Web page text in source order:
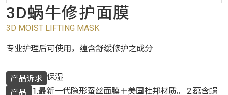
息
览
EN
3D蜗牛修护面膜
3D MOIST LIFTING MASK
专业护理后可使用，蕴含舒缓修护之成分
产品诉求 保湿
产品
1.最新一代隐形蚕丝面膜＋美国杜邦材质。 2.蕴含蜗